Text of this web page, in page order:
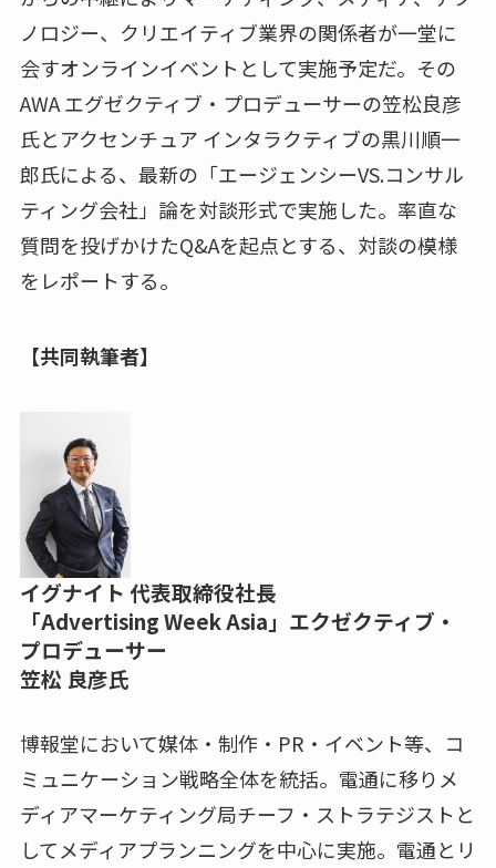
ノロジー、クリエイティブ業界の関係者が一堂に
会すオンラインイベントとして実施予定だ。その
AWA エグゼクティブ・プロデューサーの笠松良彦
氏とアクセンチュア インタラクティブの黒川順一
郎氏による、最新の「エージェンシーVS.コンサル
ティング会社」論を対談形式で実施した。率直な
質問を投げかけたQ&Aを起点とする、対談の模様
をレポートする。
【共同執筆者】
イグナイト 代表取締役社長
「Advertising Week Asia」エクゼクティブ・
プロデューサー
笠松 良彦氏
博報堂において媒体・制作・PR・イベント等、コ
ミュニケーション戦略全体を統括。電通に移りメ
ディアマーケティング局チーフ・ストラテジストと
してメディアプランニングを中心に実施。電通とリ